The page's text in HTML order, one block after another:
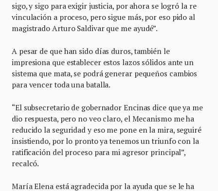
sigo, y sigo para exigir justicia, por ahora se logró la re
vinculación a proceso, pero sigue más, por eso pido al
magistrado Arturo Saldivar que me ayudé”.
A pesar de que han sido días duros, también le
impresiona que establecer estos lazos sólidos ante un
sistema que mata, se podrá generar pequeños cambios
para vencer toda una batalla.
“El subsecretario de gobernador Encinas dice que ya me
dio respuesta, pero no veo claro, el Mecanismo me ha
reducido la seguridad y eso me pone en la mira, seguiré
insistiendo, por lo pronto ya tenemos un triunfo con la
ratificación del proceso para mi agresor principal”,
recalcó.
María Elena está agradecida por la ayuda que se le ha